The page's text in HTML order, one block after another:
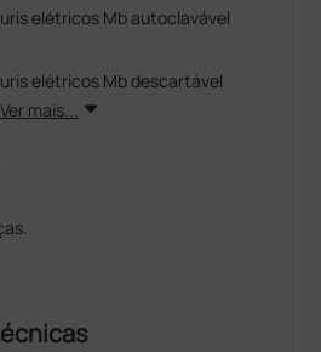
elétricos Mb autoclavável
elétricos Mb descartável
Ver mais...